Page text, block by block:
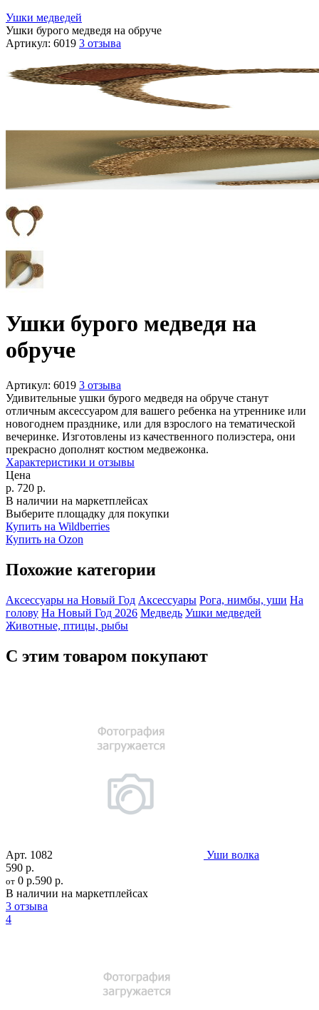
Ушки медведей
Ушки бурого медведя на обруче
Артикул: 6019 3 отзыва
Ушки бурого медведя на
обруче
Артикул: 6019 3 отзыва
Удивительные ушки бурого медведя на обруче станут
отличным аксессуаром для вашего ребенка на утреннике или
новогоднем празднике, или для взрослого на тематической
вечеринке. Изготовлены из качественного полиэстера, они
прекрасно дополнят костюм медвежонка.
Характеристики и отзывы
Цена
р. 720 р.
В наличии на маркетплейсах
Выберите площадку для покупки
Купить на Wildberries
Купить на Ozon
Похожие категории
Аксессуары на Новый Год Аксессуары Рога, нимбы, уши На
голову На Новый Год 2026 Медведь Ушки медведей
Животные, птицы, рыбы
С этим товаром покупают
Арт. 1082
Уши волка
590 р.
от 0 р.590 р.
В наличии на маркетплейсах
3 отзыва
4